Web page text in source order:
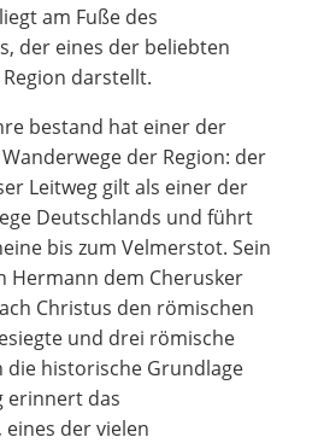
am Fuße des
der eines der beliebten
darstellt.
bestand hat einer der
der Region: der
Leitweg gilt als einer der
Deutschlands und führt
bis zum Velmerstot. Sein
Hermann dem Cherusker
Christus den römischen
und drei römische
die historische Grundlage
erinnert das
der vielen